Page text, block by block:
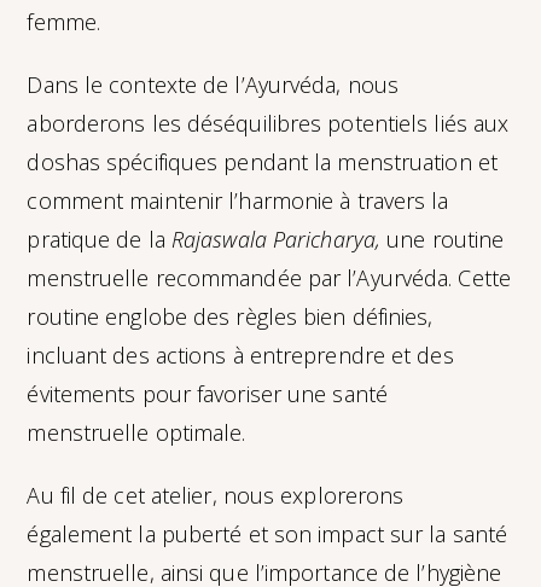
femme.
Dans le contexte de l’Ayurvéda, nous
aborderons les déséquilibres potentiels liés aux
doshas spécifiques pendant la menstruation et
comment maintenir l’harmonie à travers la
pratique de la Rajaswala Paricharya, une routine
menstruelle recommandée par l’Ayurvéda. Cette
routine englobe des règles bien définies,
incluant des actions à entreprendre et des
évitements pour favoriser une santé
menstruelle optimale.
Au fil de cet atelier, nous explorerons
également la puberté et son impact sur la santé
menstruelle, ainsi que l’importance de l’hygiène